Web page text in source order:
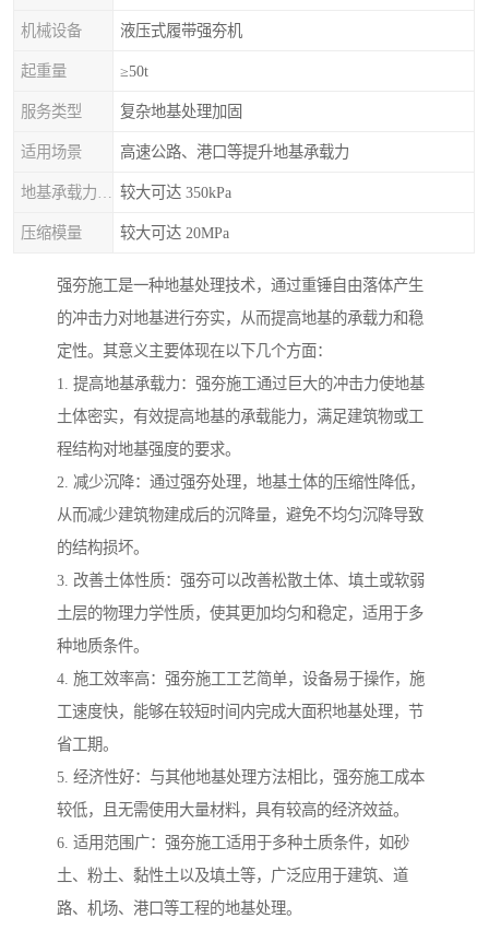
机械设备 液压式履带强夯机
起重量 ≥50t
服务类型 复杂地基处理加固
适用场景 高速公路、港口等提升地基承载力
较大可达 350kPa
压缩模量 较大可达 20MPa
强夯施工是一种地基处理技术，通过重锤自由落体产生
的冲击力对地基进行夯实，从而提高地基的承载力和稳
定性。其意义主要体现在以下几个方面：
1. 提高地基承载力：强夯施工通过巨大的冲击力使地基
土体密实，有效提高地基的承载能力，满足建筑物或工
程结构对地基强度的要求。
2. 减少沉降：通过强夯处理，地基土体的压缩性降低，
从而减少建筑物建成后的沉降量，避免不均匀沉降导致
的结构损坏。
3. 改善土体性质：强夯可以改善松散土体、填土或软弱
土层的物理力学性质，使其更加均匀和稳定，适用于多
种地质条件。
4. 施工效率高：强夯施工工艺简单，设备易于操作，施
工速度快，能够在较短时间内完成大面积地基处理，节
省工期。
5. 经济性好：与其他地基处理方法相比，强夯施工成本
较低，且无需使用大量材料，具有较高的经济效益。
6. 适用范围广：强夯施工适用于多种土质条件，如砂
土、粉土、黏性土以及填土等，广泛应用于建筑、道
路、机场、港口等工程的地基处理。